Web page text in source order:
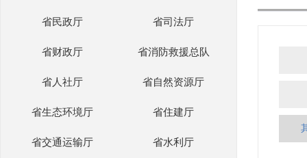
省民政厅 省司法厅
省财政厅 省消防救援总队
省人社厅 省自然资源厅
省生态环境厅 省住建厅
省交通运输厅 省水利厅